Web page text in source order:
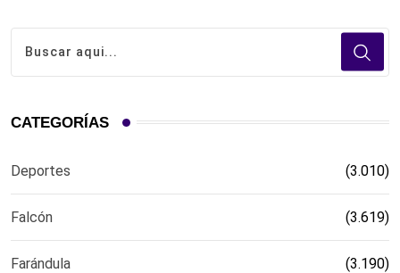
CATEGORÍAS
Deportes (3.010)
Falcón (3.619)
Farándula (3.190)